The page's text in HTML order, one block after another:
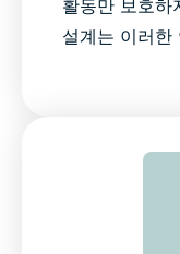
활동만 보호하
설계는 이러한